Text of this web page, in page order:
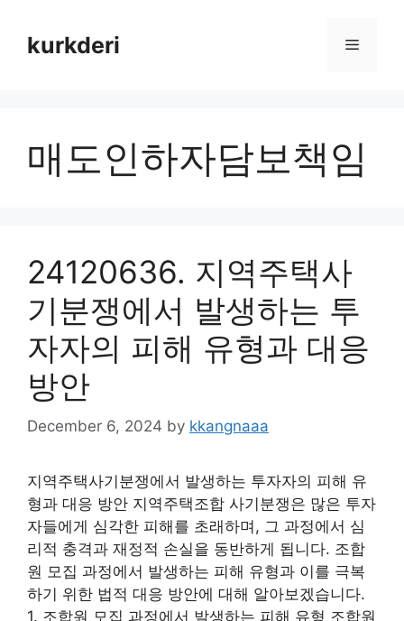
contentkurkderi Menu
매도인하자담보책임
24120636. 지역주택사
기분쟁에서 발생하는 투
자자의 피해 유형과 대응
방안
December 6, 2024 by kkangnaaa
지역주택사기분쟁에서 발생하는 투자자의 피해 유
형과 대응 방안 지역주택조합 사기분쟁은 많은 투자
자들에게 심각한 피해를 초래하며, 그 과정에서 심
리적 충격과 재정적 손실을 동반하게 됩니다. 조합
원 모집 과정에서 발생하는 피해 유형과 이를 극복
하기 위한 법적 대응 방안에 대해 알아보겠습니다.
1. 조합원 모집 과정에서 발생하는 피해 유형 조합원